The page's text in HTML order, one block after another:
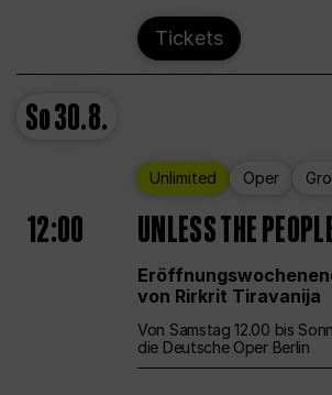
Tickets
So30.8.
Unlimited Oper
12:00 UNLESS THE
von Rirkrit Tiravanija
Von Samstag 12.00 bis
die Deutsche Oper Berlin